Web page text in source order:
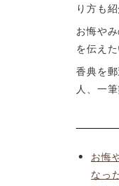
り方も
お悔や
を伝え
香典を
人、一
お悔
なっ